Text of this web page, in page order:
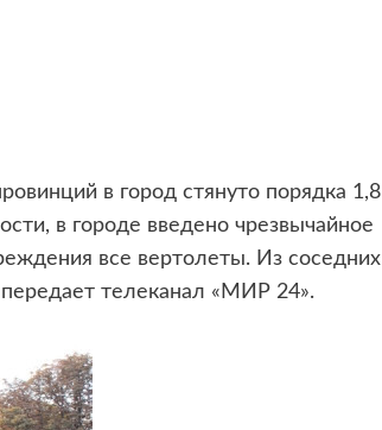
в город стянуто порядка 1,8
в городе введено чрезвычайное
все вертолеты. Из соседних
телеканал «МИР 24».